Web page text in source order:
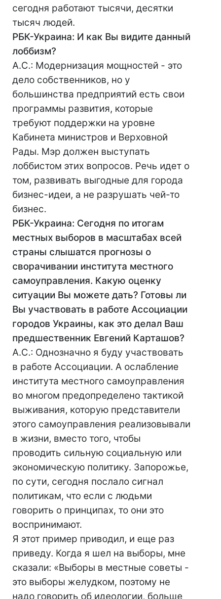
сегодня работают тысячи, десятки
тысяч людей.
РБК-Украина: И как Вы видите данный
лоббизм?
А.С.: Модернизация мощностей - это
дело собственников, но у
большинства предприятий есть свои
программы развития, которые
требуют поддержки на уровне
Кабинета министров и Верховной
Рады. Мэр должен выступать
лоббистом этих вопросов. Речь идет о
том, развивать выгодные для города
бизнес-идеи, а не разрушать чей-то
бизнес.
РБК-Украина: Сегодня по итогам
местных выборов в масштабах всей
страны слышатся прогнозы о
сворачивании института местного
самоуправления. Какую оценку
ситуации Вы можете дать? Готовы ли
Вы участвовать в работе Ассоциации
городов Украины, как это делал Ваш
предшественник Евгений Карташов?
А.С.: Однозначно я буду участвовать
в работе Ассоциации. А ослабление
института местного самоуправления
во многом предопределено тактикой
выживания, которую представители
этого самоуправления реализовывали
в жизни, вместо того, чтобы
проводить сильную социальную или
экономическую политику. Запорожье,
по сути, сегодня послало сигнал
политикам, что если с людьми
говорить о принципах, то они это
воспринимают.
Я этот пример приводил, и еще раз
приведу. Когда я шел на выборы, мне
сказали: «Выборы в местные советы -
это выборы желудком, поэтому не
надо говорить об идеологии, больше